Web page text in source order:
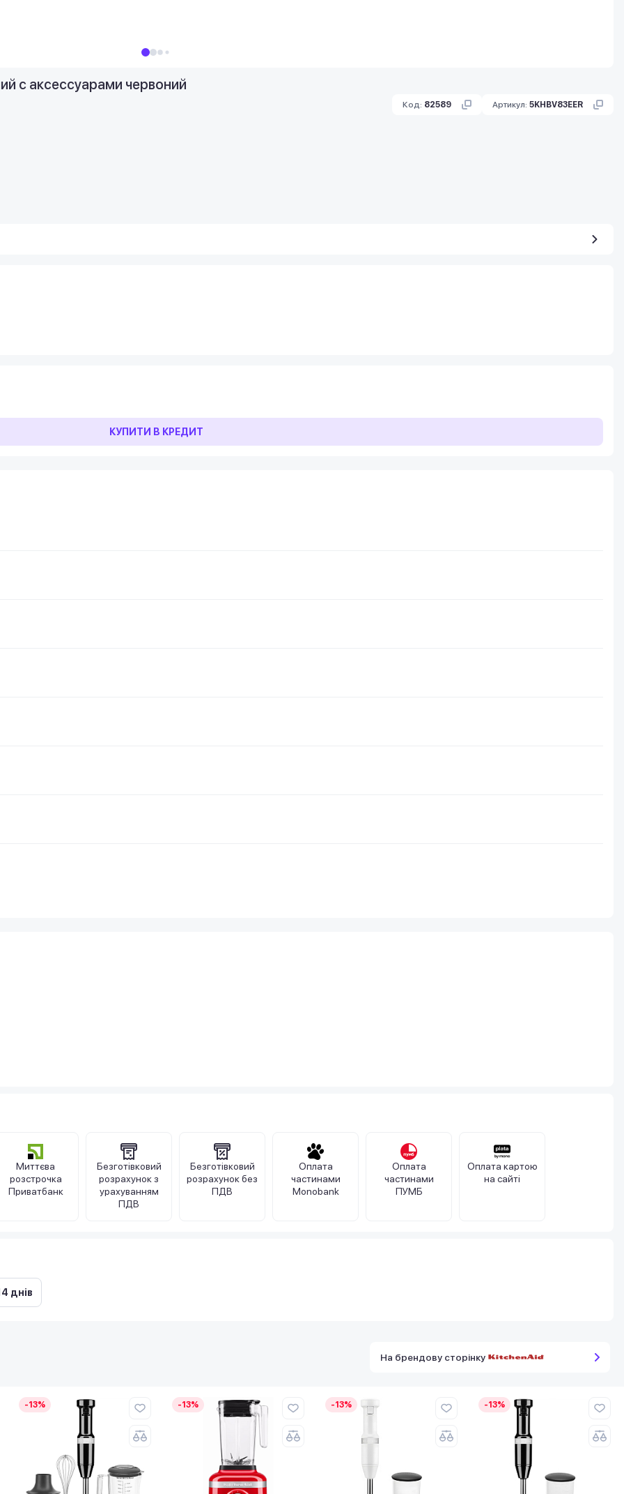
с аксессуарами червоний
Код: 82589 Артикул: 5KHBV83EER
КУПИТИ В КРЕДИТ
Миттєва
розстрочка
Приватбанк
Безготівковий
розрахунок з
урахуванням
ПДВ
Безготівковий
розрахунок без
ПДВ
Оплата
частинами
Monobank
Оплата
частинами
ПУМБ
Оплата картою
на сайті
днів
На брендову сторінку
-13% -13% -13% -13%